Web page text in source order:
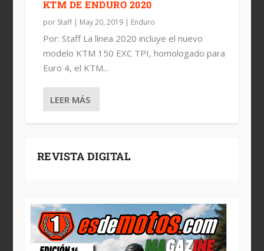
KTM DE ENDURO 2020
por Staff| May 20, 2019| Enduro
Por: Staff La línea 2020 incluye el nuevo
modelo KTM 150 EXC TPI, homologado para
Euro 4, el KTM...
LEER MÁS
REVISTA DIGITAL